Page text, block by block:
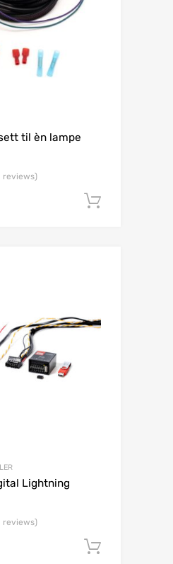
til èn lampe
reviews)
Lightning
reviews)